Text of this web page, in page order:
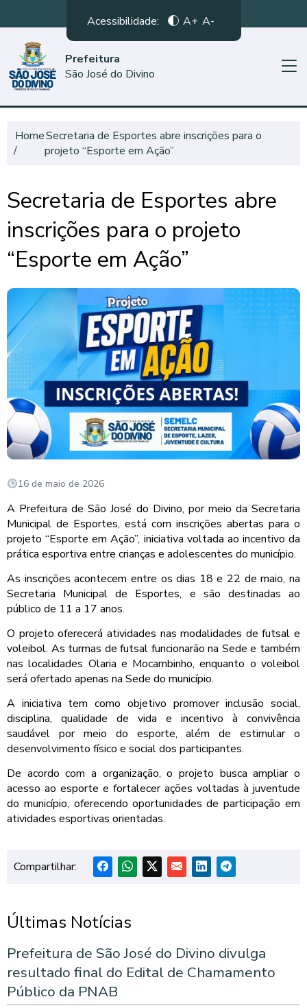
Acessibilidade: A+ A-
Prefeitura
São José do Divino
HomeSecretaria de Esportes abre inscrições para o
projeto “Esporte em Ação”
Secretaria de Esportes abre
inscrições para o projeto
“Esporte em Ação”
16 de maio de 2026
A Prefeitura de São José do Divino, por meio da Secretaria
Municipal de Esportes, está com inscrições abertas para o
projeto “Esporte em Ação”, iniciativa voltada ao incentivo da
prática esportiva entre crianças e adolescentes do município.
As inscrições acontecem entre os dias 18 e 22 de maio, na
Secretaria Municipal de Esportes, e são destinadas ao
público de 11 a 17 anos.
O projeto oferecerá atividades nas modalidades de futsal e
voleibol. As turmas de futsal funcionarão na Sede e também
nas localidades Olaria e Mocambinho, enquanto o voleibol
será ofertado apenas na Sede do município.
A iniciativa tem como objetivo promover inclusão social,
disciplina, qualidade de vida e incentivo à convivência
saudável por meio do esporte, além de estimular o
desenvolvimento físico e social dos participantes.
De acordo com a organização, o projeto busca ampliar o
acesso ao esporte e fortalecer ações voltadas à juventude
do município, oferecendo oportunidades de participação em
atividades esportivas orientadas.
Compartilhar:
Últimas Notícias
Prefeitura de São José do Divino divulga
resultado final do Edital de Chamamento
Público da PNAB